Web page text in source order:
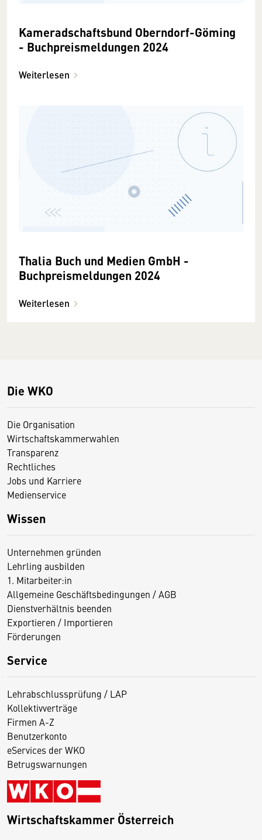
Kameradschaftsbund Oberndorf-Göming
- Buchpreismeldungen 2024
Weiterlesen
Thalia Buch und Medien GmbH -
Buchpreismeldungen 2024
Weiterlesen
Die WKO
Die Organisation
Wirtschaftskammerwahlen
Transparenz
Rechtliches
Jobs und Karriere
Medienservice
Wissen
Unternehmen gründen
Lehrling ausbilden
1. Mitarbeiter:in
Allgemeine Geschäftsbedingungen / AGB
Dienstverhältnis beenden
Exportieren / Importieren
Förderungen
Service
Lehrabschlussprüfung / LAP
Kollektivverträge
Firmen A-Z
Benutzerkonto
eServices der WKO
Betrugswarnungen
Wirtschaftskammer Österreich